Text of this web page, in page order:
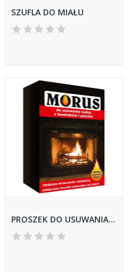
SZUFLA DO MIAŁU
PROSZEK DO USUWANIA SADZY 0,9KG MORUS